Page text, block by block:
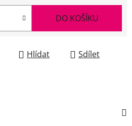
DO KOŠÍKU
Hlídat Sdílet